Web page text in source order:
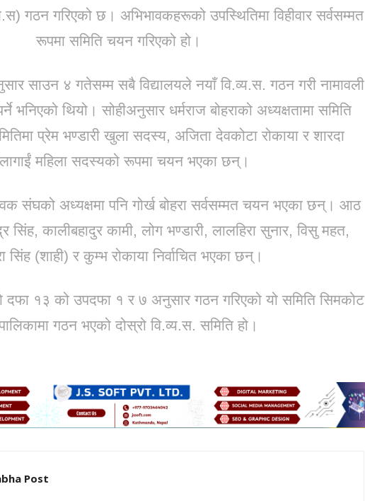
गठन गरिएको छ। अभिभावकहरूको उपस्थितिमा विहीवार सर्वसम्मत
रूपमा समिति चयन गरिएको हो।
साउन ४ गतेसम्म सबै विद्यालयले नयाँ वि.व्य.स. गठन गरी नामावली
भनिएको थियो। सोहीअनुसार धर्मराज बोहराको अध्यक्षतामा समिति
प्रेम भण्डारी खुला सदस्य, अजिता देवकोटा रोकाया र शारदा
महिला सदस्यको रूपमा चयन भएका छन्।
संघको अध्यक्षमा पनि गोर्ख बोहरा सर्वसम्मत चयन भएका छन्। आठ
सिंह, कालीबहादुर कामी, लोग भण्डारी, लालहिरा सुनार, विसु महत,
सिंह (शाही) र कुम्भ रोकाया निर्वाचित भएका छन्।
दफा १३ को उपदफा १ र ७ अनुसार गठन गरिएको यो समिति सिमकोट
गठन भएको दोस्रो वि.व्य.स. समिति हो।
Post